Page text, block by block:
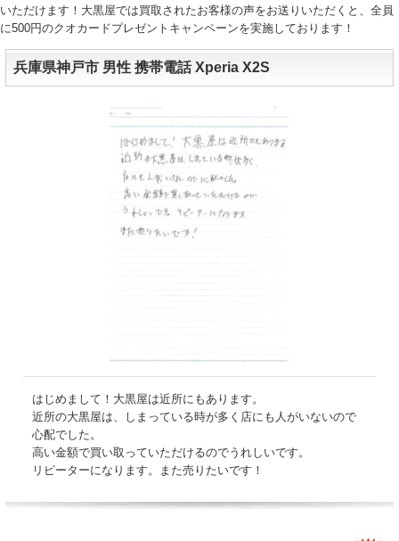
いただけます！大黒屋では買取されたお客様の声をお送りいただくと、全員
に500円のクオカードプレゼントキャンペーンを実施しております！
兵庫県神戸市 男性 携帯電話 Xperia X2S
はじめまして！大黒屋は近所にもあります。
近所の大黒屋は、しまっている時が多く店にも人がいないので
心配でした。
高い金額で買い取っていただけるのでうれしいです。
リピーターになります。また売りたいです！